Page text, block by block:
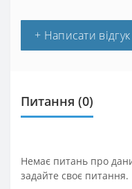
+ Написати відгук
Питання (0)
Немає питань про
задайте своє питання.